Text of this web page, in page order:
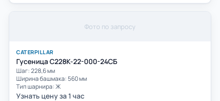
Фото по запросу
CATERPILLAR
Гусеница C228K-22-000-24СБ
Шаг: 228,6 мм
Ширина башмака: 560 мм
Тип шарнира: Ж
Узнать цену за 1 час